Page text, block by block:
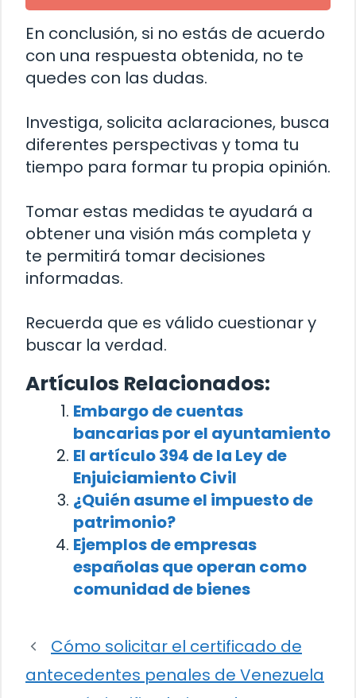
En conclusión, si no estás de acuerdo
con una respuesta obtenida, no te
quedes con las dudas.
Investiga, solicita aclaraciones, busca
diferentes perspectivas y toma tu
tiempo para formar tu propia opinión.
Tomar estas medidas te ayudará a
obtener una visión más completa y
te permitirá tomar decisiones
informadas.
Recuerda que es válido cuestionar y
buscar la verdad.
Artículos Relacionados:
Embargo de cuentas
bancarias por el ayuntamiento
El artículo 394 de la Ley de
Enjuiciamiento Civil
¿Quién asume el impuesto de
patrimonio?
Ejemplos de empresas
españolas que operan como
comunidad de bienes
Cómo solicitar el certificado de
antecedentes penales de Venezuela